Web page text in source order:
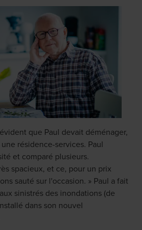
que Paul devait déménager,
résidence-services. Paul
et comparé plusieurs.
spacieux, et ce, pour un prix
sauté sur l'occasion. » Paul a fait
sinistrés des inondations (de
dans son nouvel